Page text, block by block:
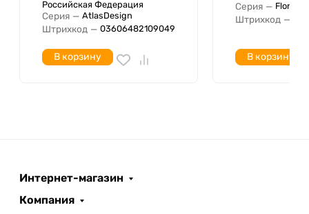
встроенной монтажной
коробки
Российская Федерация
Серия — AtlasDesign
Штрихкод — 03606482109049
В корзину
Серия —
Штрихкод —
В корзину
Интернет-магазин
Компания